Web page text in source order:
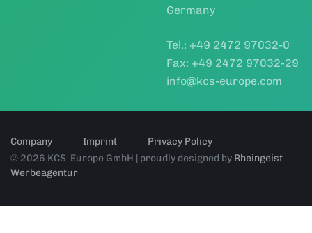
Germany
Tel.: +49 2472 97032-0
Fax: +49 2472 97032-29
info@kcs-europe.com
Company Imprint
Privacy Policy
© 2026 KCS Europe GmbH | proudly designed by Rheingeist
Werbeagentur